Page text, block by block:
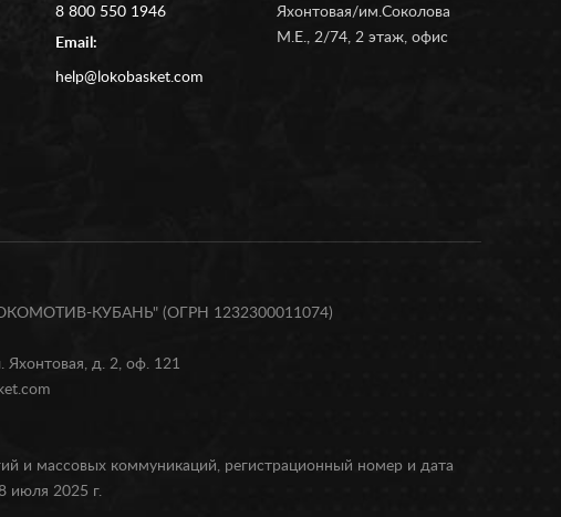
8 800 550 1946
Email:
help@lokobasket.com
Яхонтовая/им.Соколова
М.Е., 2/74, 2 этаж, офис
КУБАНЬ" (ОГРН 1232300011074)
Яхонтовая, д. 2, оф. 121
и массовых коммуникаций, регистрационный номер и дата
июля 2025 г.